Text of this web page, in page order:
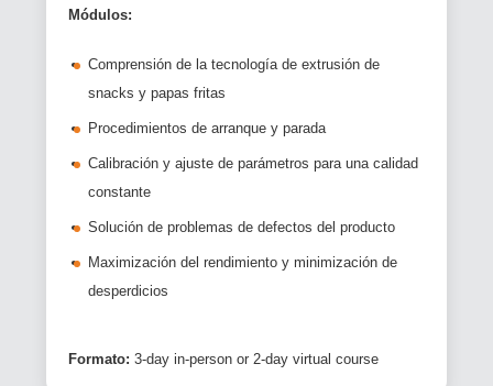
Módulos:
Comprensión de la tecnología de extrusión de
snacks y papas fritas
Procedimientos de arranque y parada
Calibración y ajuste de parámetros para una calidad
constante
Solución de problemas de defectos del producto
Maximización del rendimiento y minimización de
desperdicios
Formato: 3-day in-person or 2-day virtual course